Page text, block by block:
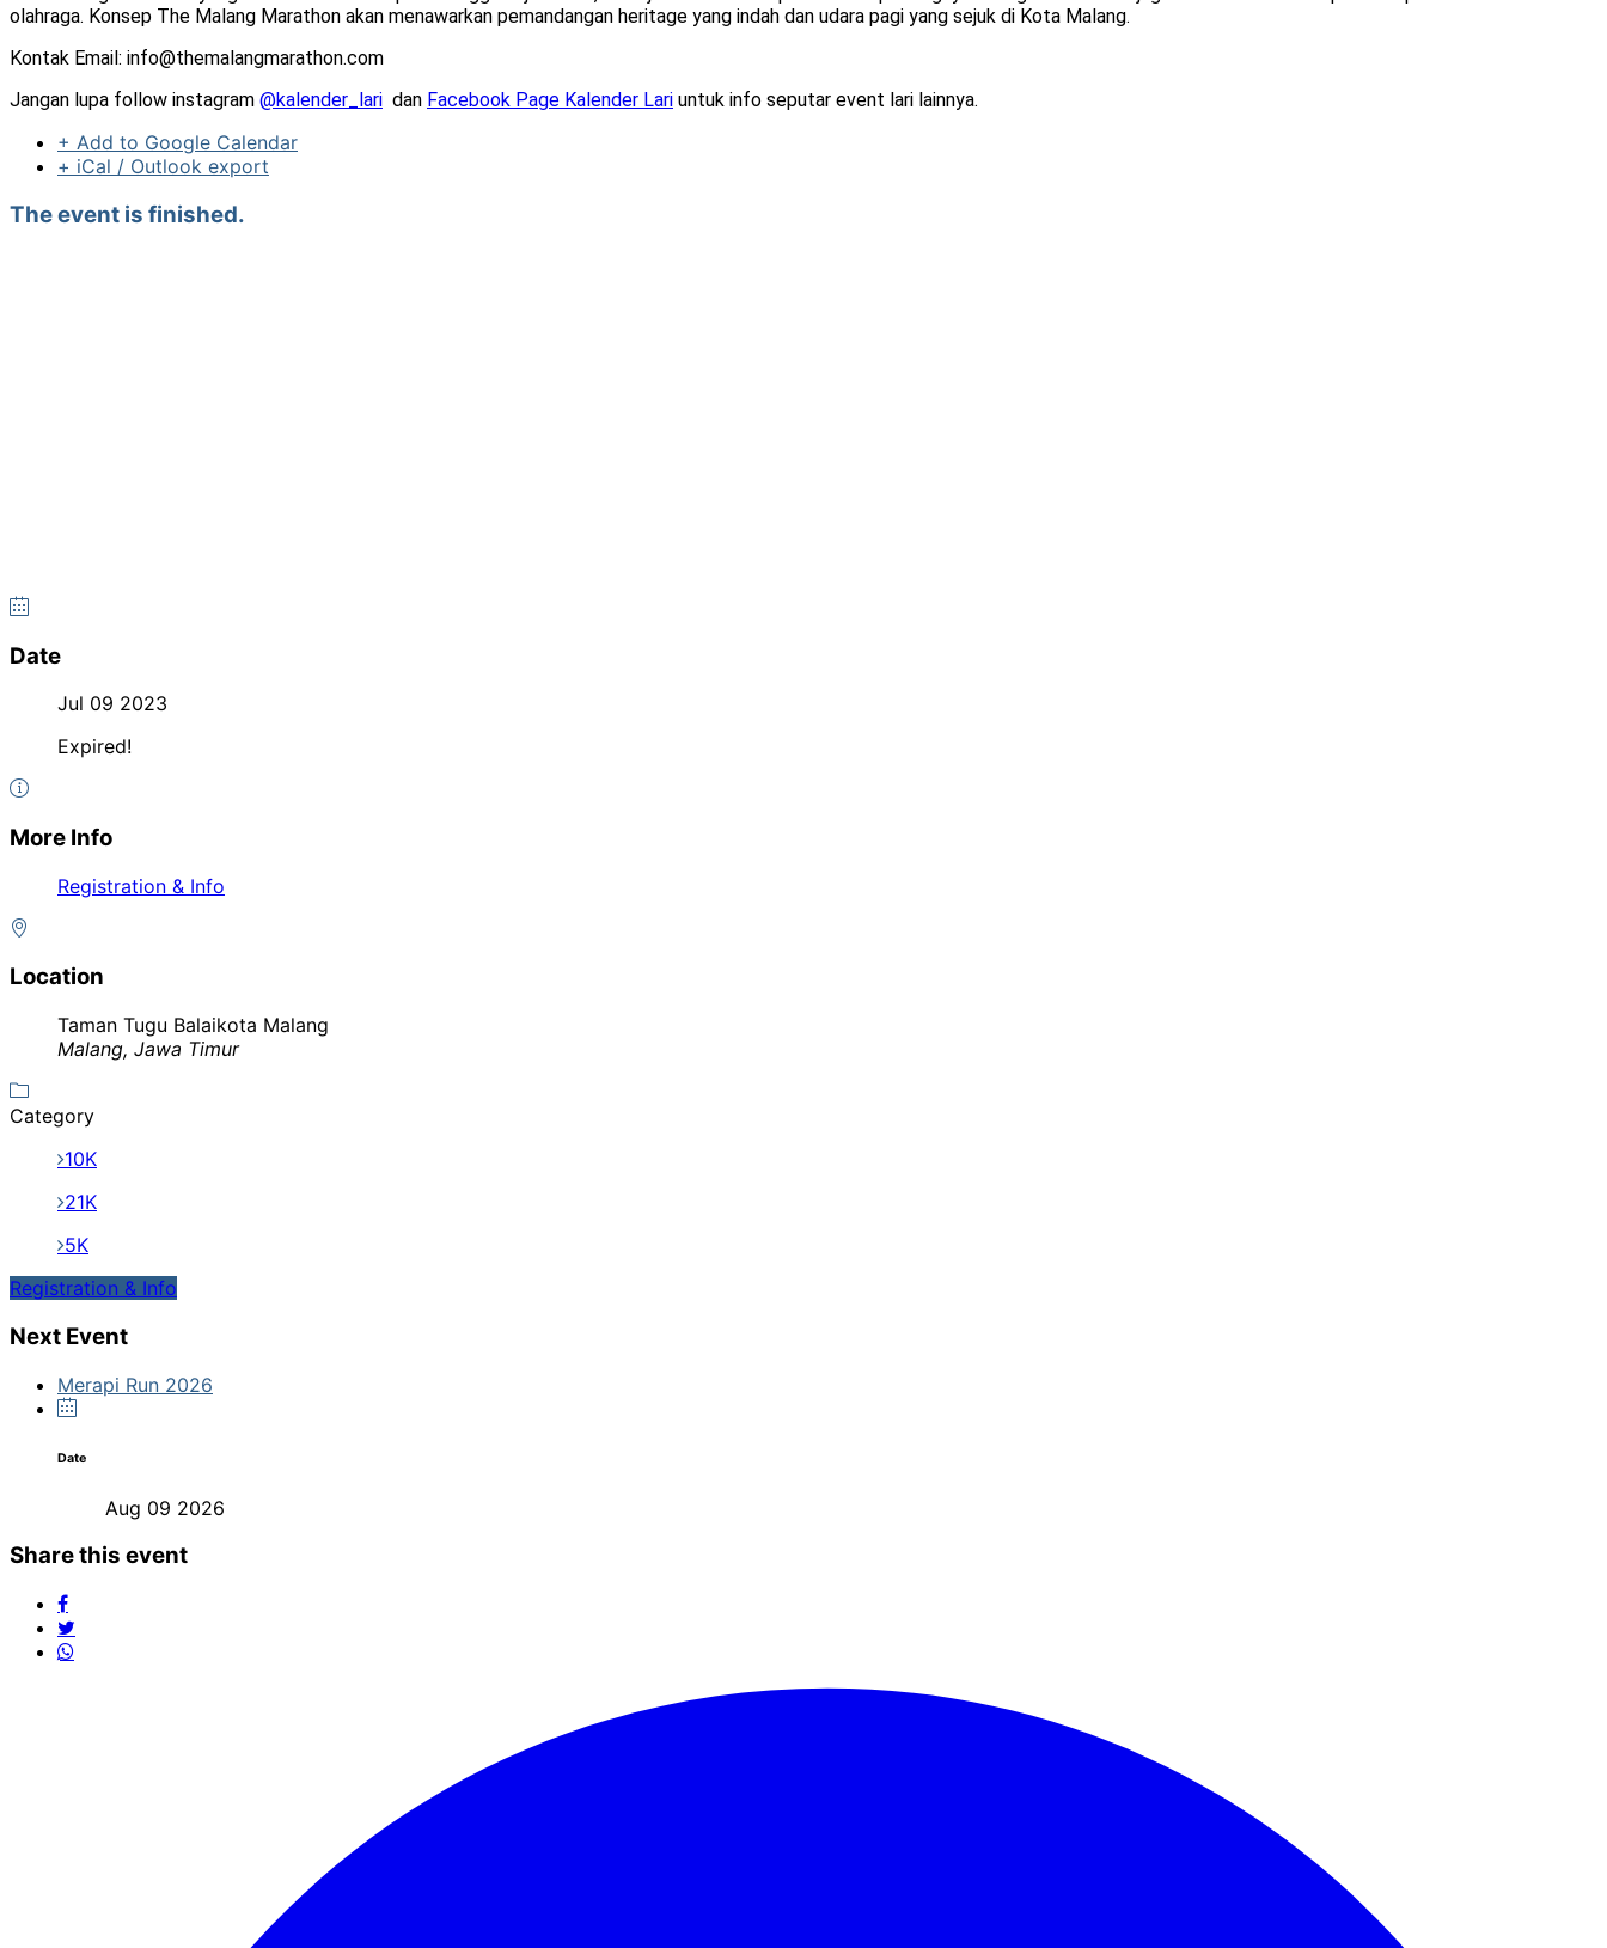
olahraga. Konsep The Malang Marathon akan menawarkan pemandangan heritage yang indah dan udara pagi yang sejuk di Kota Malang.
Kontak Email: info@themalangmarathon.com
Jangan lupa follow instagram @kalender_lari dan Facebook Page Kalender Lari untuk info seputar event lari lainnya.
+ Add to Google Calendar
+ iCal / Outlook export
The event is finished.
Date
Jul 09 2023
Expired!
More Info
Registration & Info
Location
Taman Tugu Balaikota Malang
Malang, Jawa Timur
Category
10K
21K
5K
Registration & Info
Next Event
Merapi Run 2026
Date
Aug 09 2026
Share this event